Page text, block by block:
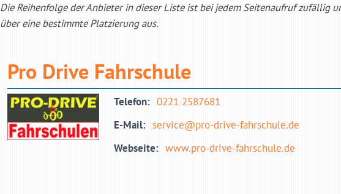
Die Reihenfolge der Anbieter in dieser Liste ist bei jedem Seitenaufruf zufällig
über eine bestimmte Platzierung aus.
Pro Drive Fahrschule
Telefon: 0221 2587681
E-Mail: service@pro-drive-fahrschule.de
Webseite: www.pro-drive-fahrschule.de